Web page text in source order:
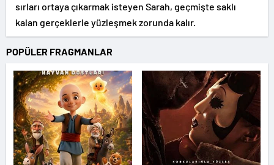
sırları ortaya çıkarmak isteyen Sarah, geçmişte saklı
kalan gerçeklerle yüzleşmek zorunda kalır.
POPÜLER FRAGMANLAR